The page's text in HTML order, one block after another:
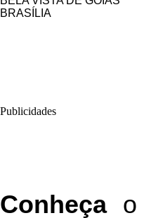
BRASÍLIA
Publicidades
Conheçao